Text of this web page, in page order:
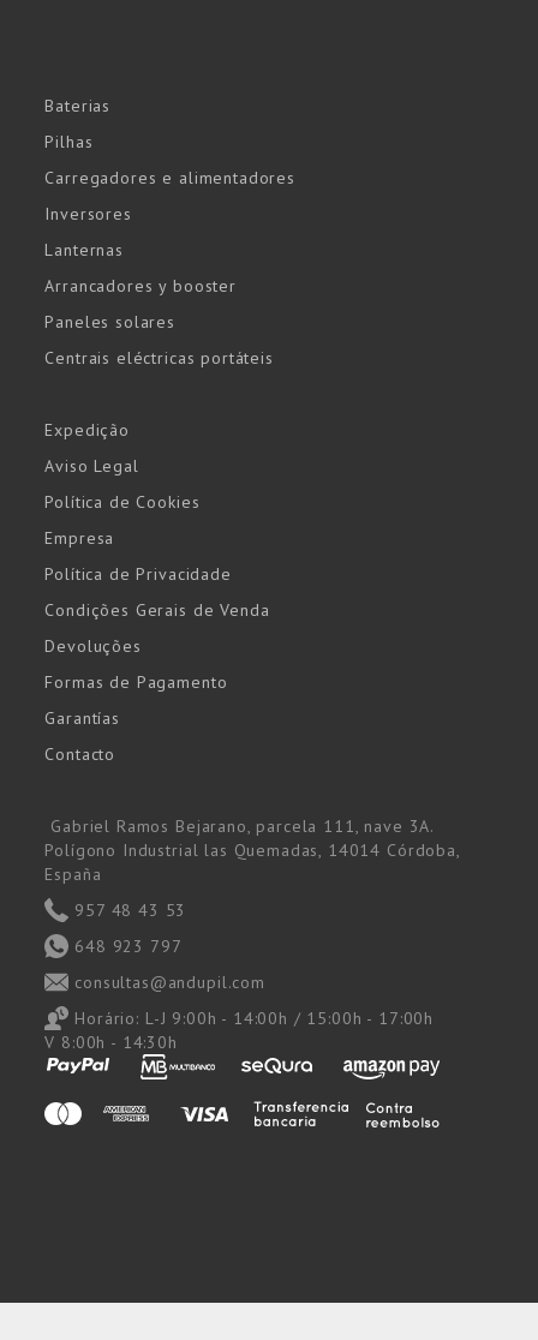
Baterias
Pilhas
Carregadores e alimentadores
Inversores
Lanternas
Arrancadores y booster
Paneles solares
Centrais eléctricas portáteis
Expedição
Aviso Legal
Política de Cookies
Empresa
Política de Privacidade
Condições Gerais de Venda
Devoluções
Formas de Pagamento
Garantías
Contacto
Gabriel Ramos Bejarano, parcela 111, nave 3A.
Polígono Industrial las Quemadas, 14014 Córdoba,
España
957 48 43 53
648 923 797
consultas@andupil.com
Horário: L-J 9:00h - 14:00h / 15:00h - 17:00h
V 8:00h - 14:30h